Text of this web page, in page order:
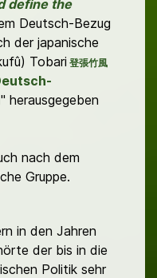
define the
Deutsch-Bezug
der japanische
Tobari 登張竹風
" herausgegeben
nach dem
Gruppe.
in den Jahren
der bis in die
Politik sehr